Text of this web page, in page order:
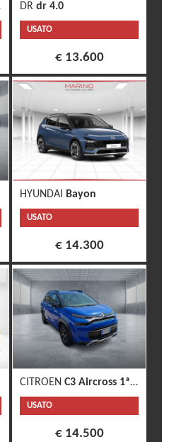
DR dr 4.0
USATO
€ 13.600
HYUNDAI Bayon
USATO
€ 14.300
CITROEN C3 Aircross 1ª s.
USATO
€ 14.500